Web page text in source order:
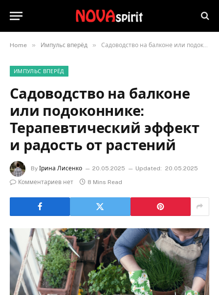
Home » Импульс вперёд » Садоводство на балконе или подоконнике: Терапевтический эффект и радость от растений
ИМПУЛЬС ВПЕРЁД
Садоводство на балконе
или подоконнике:
Терапевтический эффект
и радость от растений
By Ірина Лисенко 20.05.2025 Updated: 20.05.2025
Комментариев нет
8 Mins Read